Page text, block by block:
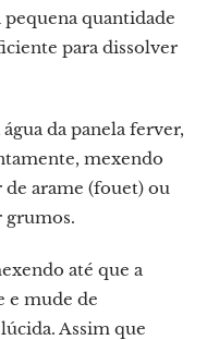
quantidade
para dissolver
da panela ferver,
mexendo
arame (fouet) ou
grumos.
até que a
e mude de
Assim que